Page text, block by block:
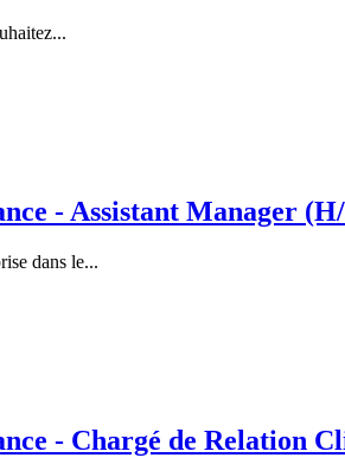
- Assistant Manager
dans le...
- Chargé de Relation